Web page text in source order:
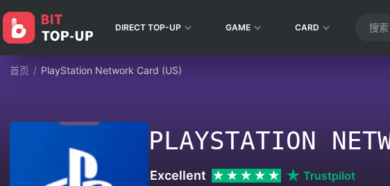
DIRECT TOP-UP GAME CARD
首页 / PlayStation Network Card (US)
PLAYSTATION
Excellent
Trustpilot